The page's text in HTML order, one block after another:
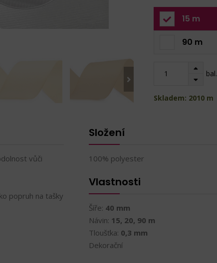
15 m
90 m
bal.
Skladem: 2010 m
vůči
popruh na tašky
Složení
100% polyester
Vlastnosti
Šíře: 40 mm
Návin: 15, 20, 90 m
Tloušťka: 0,3 mm
Dekorační